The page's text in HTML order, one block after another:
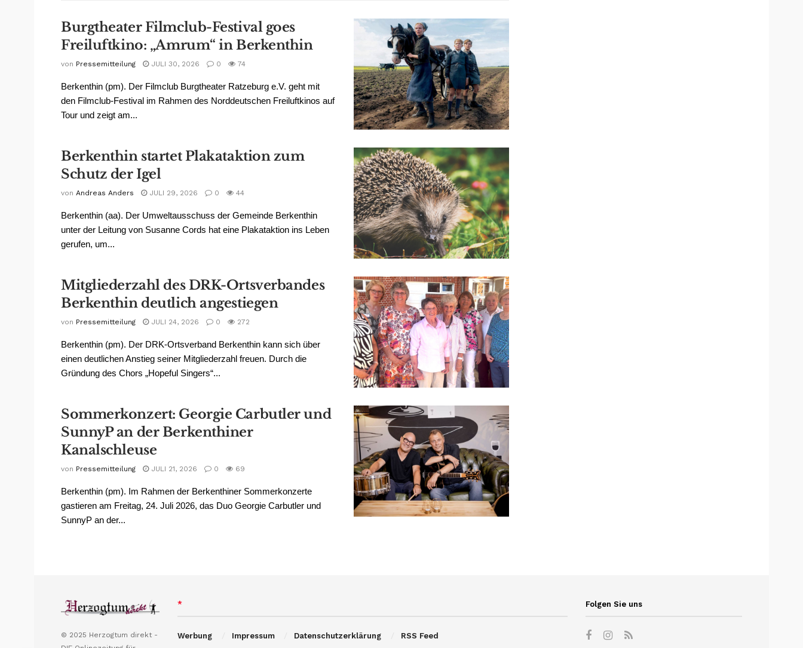
Burgtheater Filmclub-Festival goes
Freiluftkino: „Amrum“ in Berkenthin
von Pressemitteilung JULI 30, 2026 0 74
Berkenthin (pm). Der Filmclub Burgtheater Ratzeburg e.V. geht mit
den Filmclub-Festival im Rahmen des Norddeutschen Freiluftkinos auf
Tour und zeigt am...
Berkenthin startet Plakataktion zum
Schutz der Igel
von Andreas Anders JULI 29, 2026 0 44
Berkenthin (aa). Der Umweltausschuss der Gemeinde Berkenthin
unter der Leitung von Susanne Cords hat eine Plakataktion ins Leben
gerufen, um...
Mitgliederzahl des DRK-Ortsverbandes
Berkenthin deutlich angestiegen
von Pressemitteilung JULI 24, 2026 0 272
Berkenthin (pm). Der DRK-Ortsverband Berkenthin kann sich über
einen deutlichen Anstieg seiner Mitgliederzahl freuen. Durch die
Gründung des Chors „Hopeful Singers“...
Sommerkonzert: Georgie Carbutler und
SunnyP an der Berkenthiner
Kanalschleuse
von Pressemitteilung JULI 21, 2026 0 69
Berkenthin (pm). Im Rahmen der Berkenthiner Sommerkonzerte
gastieren am Freitag, 24. Juli 2026, das Duo Georgie Carbutler und
SunnyP an der...
© 2025 Herzogtum direkt -
*
Werbung Impressum Datenschutzerklärung RSS Feed
Folgen Sie uns